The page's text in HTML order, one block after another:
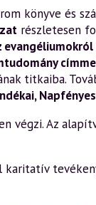
könyve és
részletesen
titkaiba.
,
végzi. Az
karitatív